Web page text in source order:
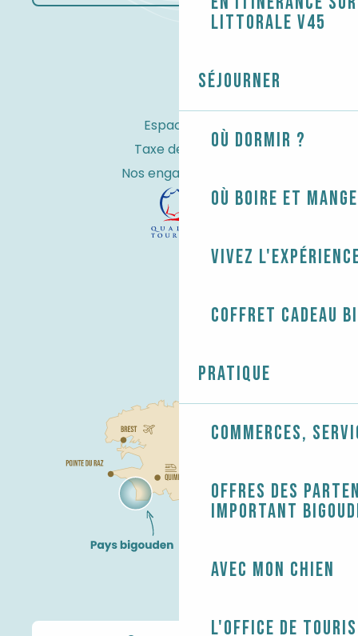
littorale V45
Séjourner
Où dormir ?
Où boire et
Vivez
Coffret cadeau
Pratique
Commerces,
Offres des
Important
Avec mon chien
L'Office de
Espace Pro
Taxe de séjour
Nos engagements